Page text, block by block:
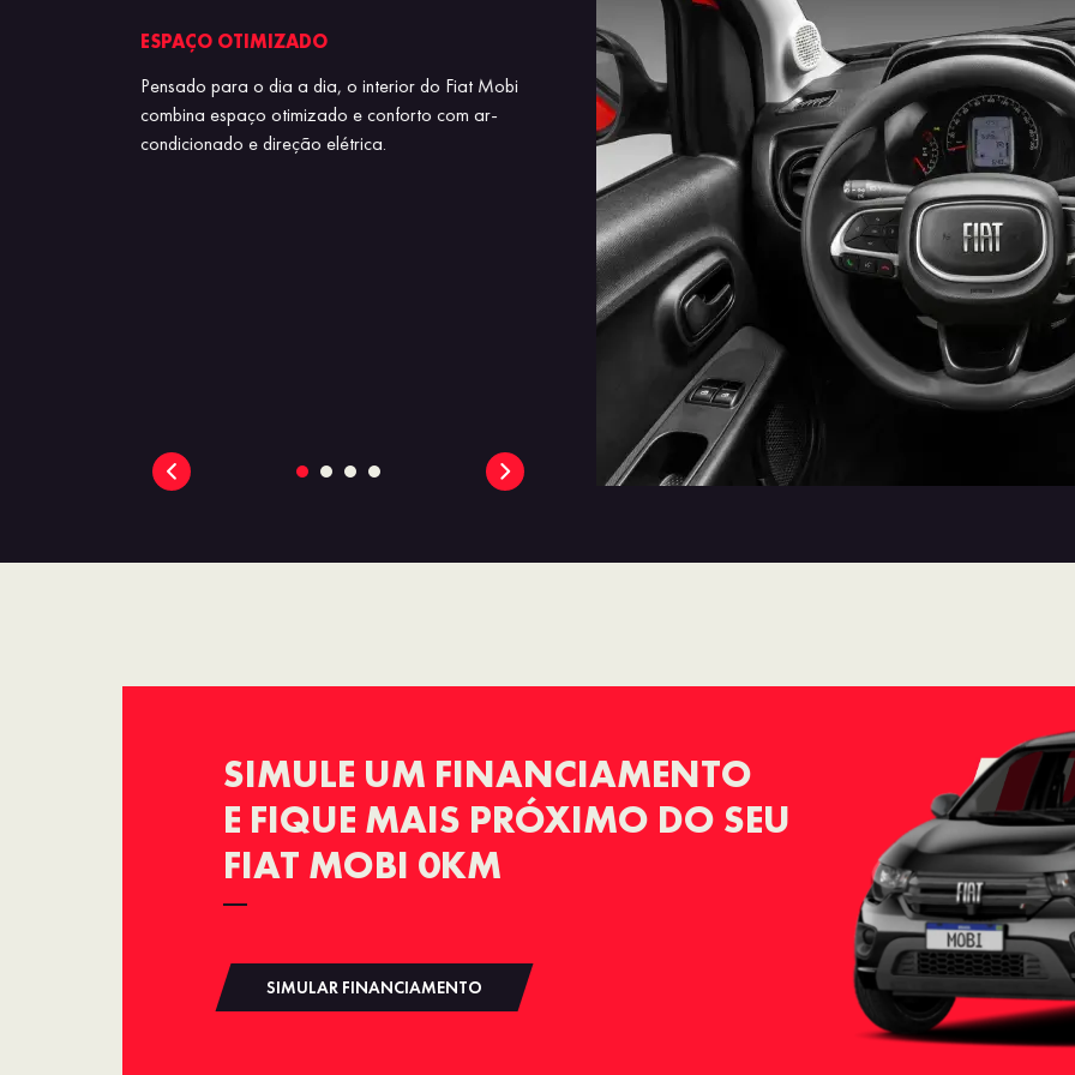
ESPAÇO OTIMIZADO
Pensado para o dia a dia, o interior do Fiat Mobi
combina espaço otimizado e conforto com ar-
condicionado e direção elétrica.
VISUAL URBANO
Novos detalhes de acabamento reforçam o visual
urbano do Fiat Mobi. A versão Like traz maçanetas e
retrovisores texturizados, enquanto a Trekking se
destaca pelos retrovisores com acabamento em preto
e novos adesivos.
CENTRAL
A Central
Trekking
ao mesmo
Android
SIMULE UM FINANCIAMENTO
E FIQUE MAIS PRÓXIMO DO SEU
FIAT MOBI 0KM
SIMULAR FINANCIAMENTO